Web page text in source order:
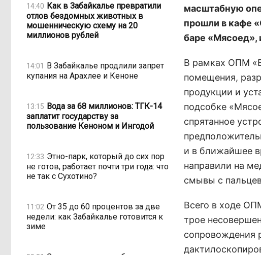
14:40 Как в Забайкалье превратили
отлов бездомных животных в
мошенническую схему на 20
миллионов рублей
14:01 В Забайкалье продлили запрет
купания на Арахлее и Кеноне
13:15 Вода за 68 миллионов: ТГК-14
заплатит государству за
пользование Кеноном и Ингодой
12:33 Этно-парк, который до сих пор
не готов, работает почти три года: что
не так с Сухотино?
11:02 От 35 до 60 процентов за две
недели: как Забайкалье готовится к
зиме
масштабную
прошли в кафе
баре «Мясоед»,
В рамках ОПМ
помещения,
продукции и
подсобке
спрятанное
и в ближайшее
направили на
смывы с
Всего в ходе
трое
сопровождения